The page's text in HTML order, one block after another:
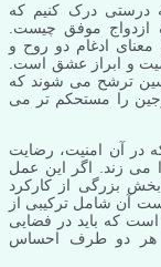
درستی درک کنیم که
ازدواج موفق چیست.
ادغام دو روح و
و ابراز عشق است.
ترشح می شوند که
را مستحکم تر می
در آن امنیت، رضایت
زند. اگر این عمل
بخش بزرگی از کارکرد
آن شامل ترکیبی از
که باید در فضایی
هر دو طرف احساس